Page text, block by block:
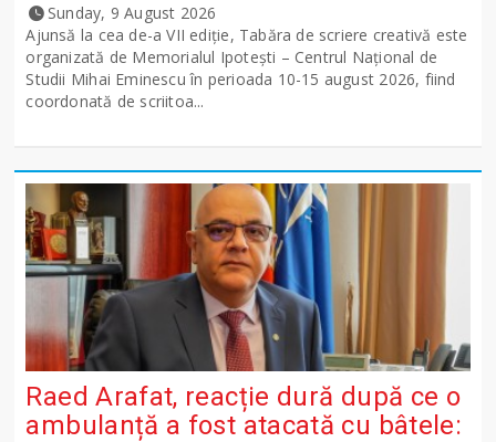
Sunday, 9 August 2026
Ajunsă la cea de-a VII ediție, Tabăra de scriere creativă este
organizată de Memorialul Ipotești – Centrul Național de
Studii Mihai Eminescu în perioada 10-15 august 2026, fiind
coordonată de scriitoa...
Raed Arafat, reacție dură după ce o
ambulanță a fost atacată cu bâtele: